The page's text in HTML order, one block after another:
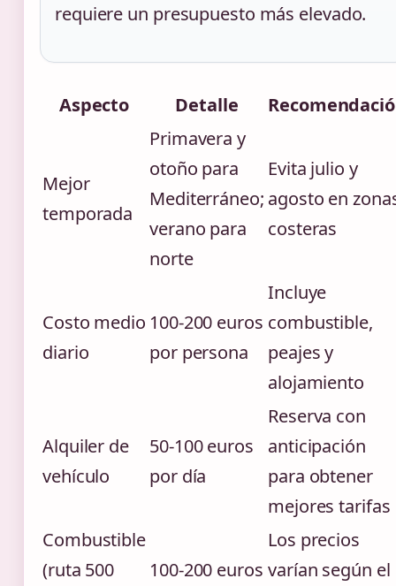
requiere un presupuesto más elevado.
Aspecto Detalle
Mejor
temporada
Primavera y
otoño para
Mediterráneo;
verano para
norte
Evita julio y
agosto en
costeras
Costo medio
diario
100-200 euros
por persona
Incluye
combustible,
peajes y
alojamiento
Alquiler de
vehículo
50-100 euros
por día
Reserva con
anticipación
para obtener
mejores tarifas
Combustible
(ruta 500
100-200 euros
Los precios
varían según el